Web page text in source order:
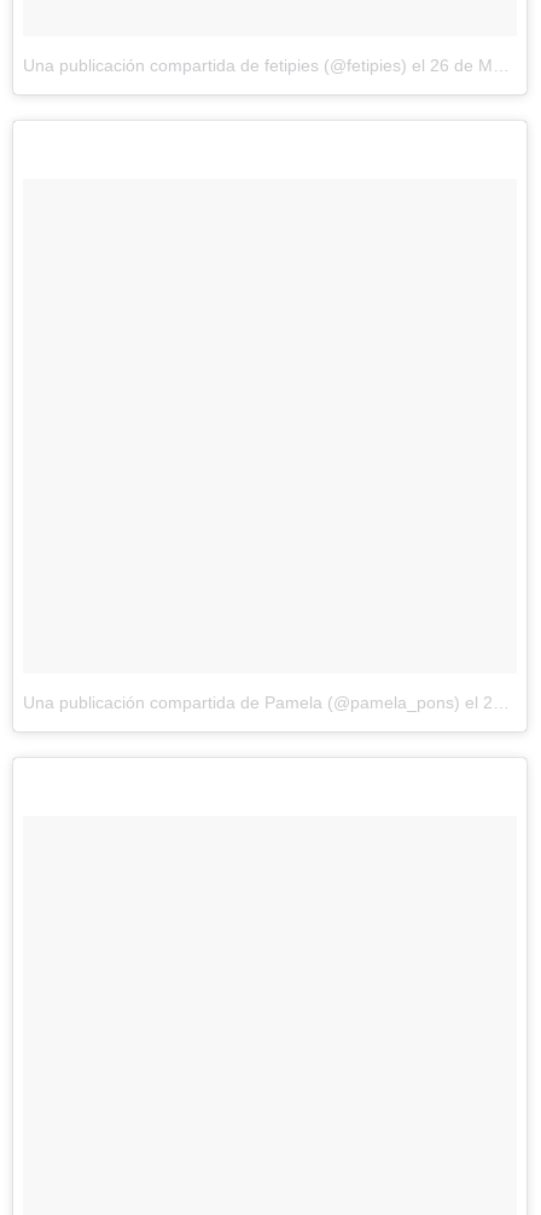
Una publicación compartida de fetipies (@fetipies) el 26 de May de 2017 a la(s) 2:18 PDT
Una publicación compartida de Pamela (@pamela_pons) el 24 de Jun de 2015 a la(s) 3:35 PDT